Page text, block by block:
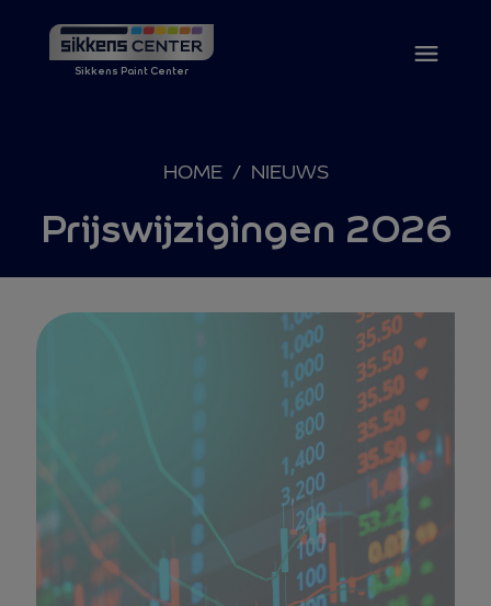
Sikkens Paint Center
HOME / NIEUWS
Prijswijzigingen 2026